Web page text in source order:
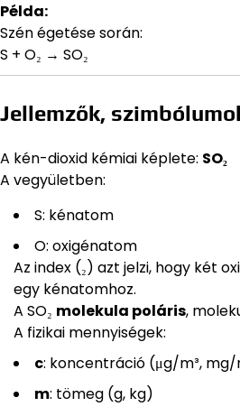
Példa:
Szén égetése során:
S + O₂ → SO₂
Jellemzők,
A kén-dioxid kémiai képlete: SO₂
A vegyületben:
S: kénatom
O: oxigénatom
Az index (₂) azt jelzi, hogy két
egy kénatomhoz.
A SO₂ molekula poláris,
A fizikai mennyiségek:
c: koncentráció (μg/m³, mg/
m: tömeg (g, kg)